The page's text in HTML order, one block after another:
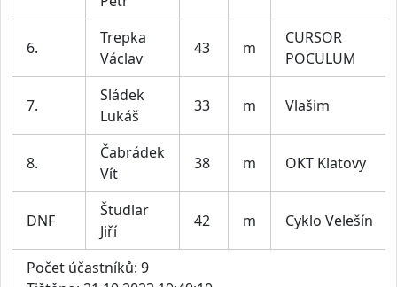
6.
Trepka
Václav
43 m
CURSOR
POCULUM
7.
Sládek
Lukáš
33 m Vlašim
8.
Čabrádek
Vít
38 m OKT Klatovy
DNF
Študlar
Jiří
42 m Cyklo Velešín
Počet účastníků: 9